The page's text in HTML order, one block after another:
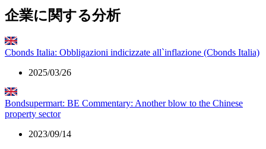
企業に関する分析
Cbonds Italia: Obbligazioni indicizzate all`inflazione (Cbonds Italia)
2025/03/26
Bondsupermart: BE Commentary: Another blow to the Chinese
property sector
2023/09/14